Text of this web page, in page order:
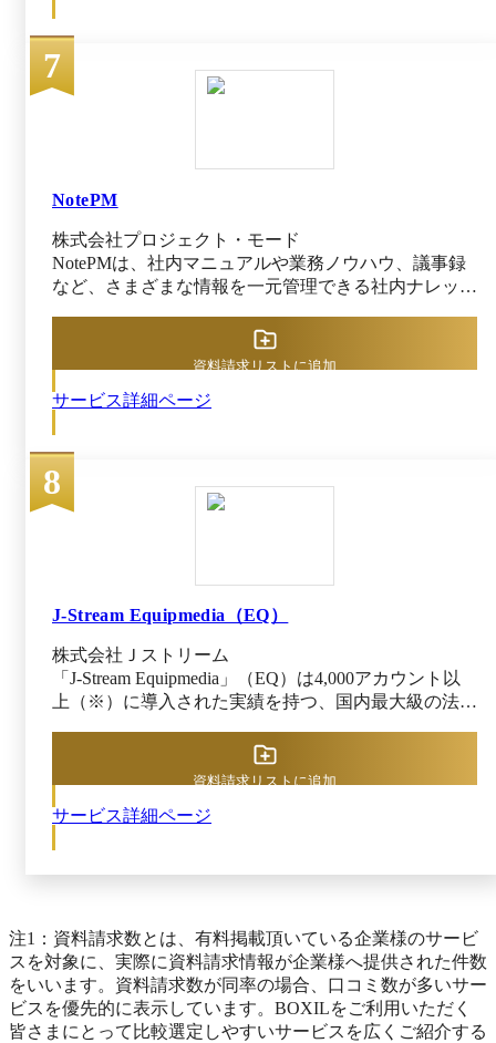
によるCOCOMITE導入・浸透伴走支援あり。フォル
ダ設計やマニュアル整備スケジュールを一緒に策定で
に配信。動画はURLリンクだけでなく、QRコードか
らでも共有できます。また、スマートフォンアプリに
も対応しているので、場所を選ばず気軽に動画の視聴
が可能です。 トリミングや図形挿入などの編集機能
12か国語の機械翻訳もできるため、外国人へ向けた動
画作成も可能です。 社員に共有すべき業務や研修を
企業におすすめです。
7
NotePM
株式会社プロジェクト・モード
NotePMは、社内マニュアルや業務ノウハウ、議事録
など、さまざまな情報を一元管理できる社内ナレッジ
ィタで、読みやすいドキュメントを誰でも作成可能で
す。ファイルの中まで検索できる全文検索、スマート
すぐに見つけられます。 さまざまなセキュリティ対
なアクセス権限よるスムーズな情報共有をサポートし
ます。情報の蓄積・共有に優れた社内版Wikiとして、
組織パフォーマンス向上を目指せるサービスです。
サービス詳細ページ
資料請求リストに追加
8
J-Stream Equipmedia（EQ）
株式会社Ｊストリーム
「J-Stream Equipmedia」（EQ）は4,000アカウント以
上（※）に導入された実績を持つ、国内最大級の法人
自社専用の動画共有ポータルを簡単に作成できます。
特別な知識やITリテラシーを必要としないシンプル設
功へ導きます。 また、ライブ、疑似ライブ、オンデ
ライアルのご用意はもちろん、サポート体制も充実。
企業の動画活用に必要なあらゆる機能を装備しながら
5万円から始められます。 ※出典：J-Stream
Equipmedia（EQ）公式HP（2025年9月9日閲覧）
サービス詳細ページ
資料請求リストに追加
注1：資料請求数とは、有料掲載頂いている企業様のサービ
スを対象に、実際に資料請求情報が企業様へ提供された件数
をいいます。資料請求数が同率の場合、口コミ数が多いサー
ビスを優先的に表示しています。BOXILをご利用いただく
皆さまにとって比較選定しやすいサービスを広くご紹介する